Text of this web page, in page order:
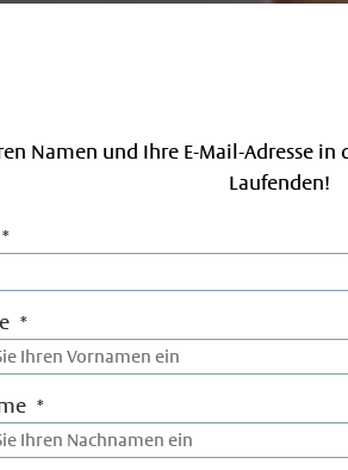
Namen und Ihre E-Mail-Adresse
Laufenden!